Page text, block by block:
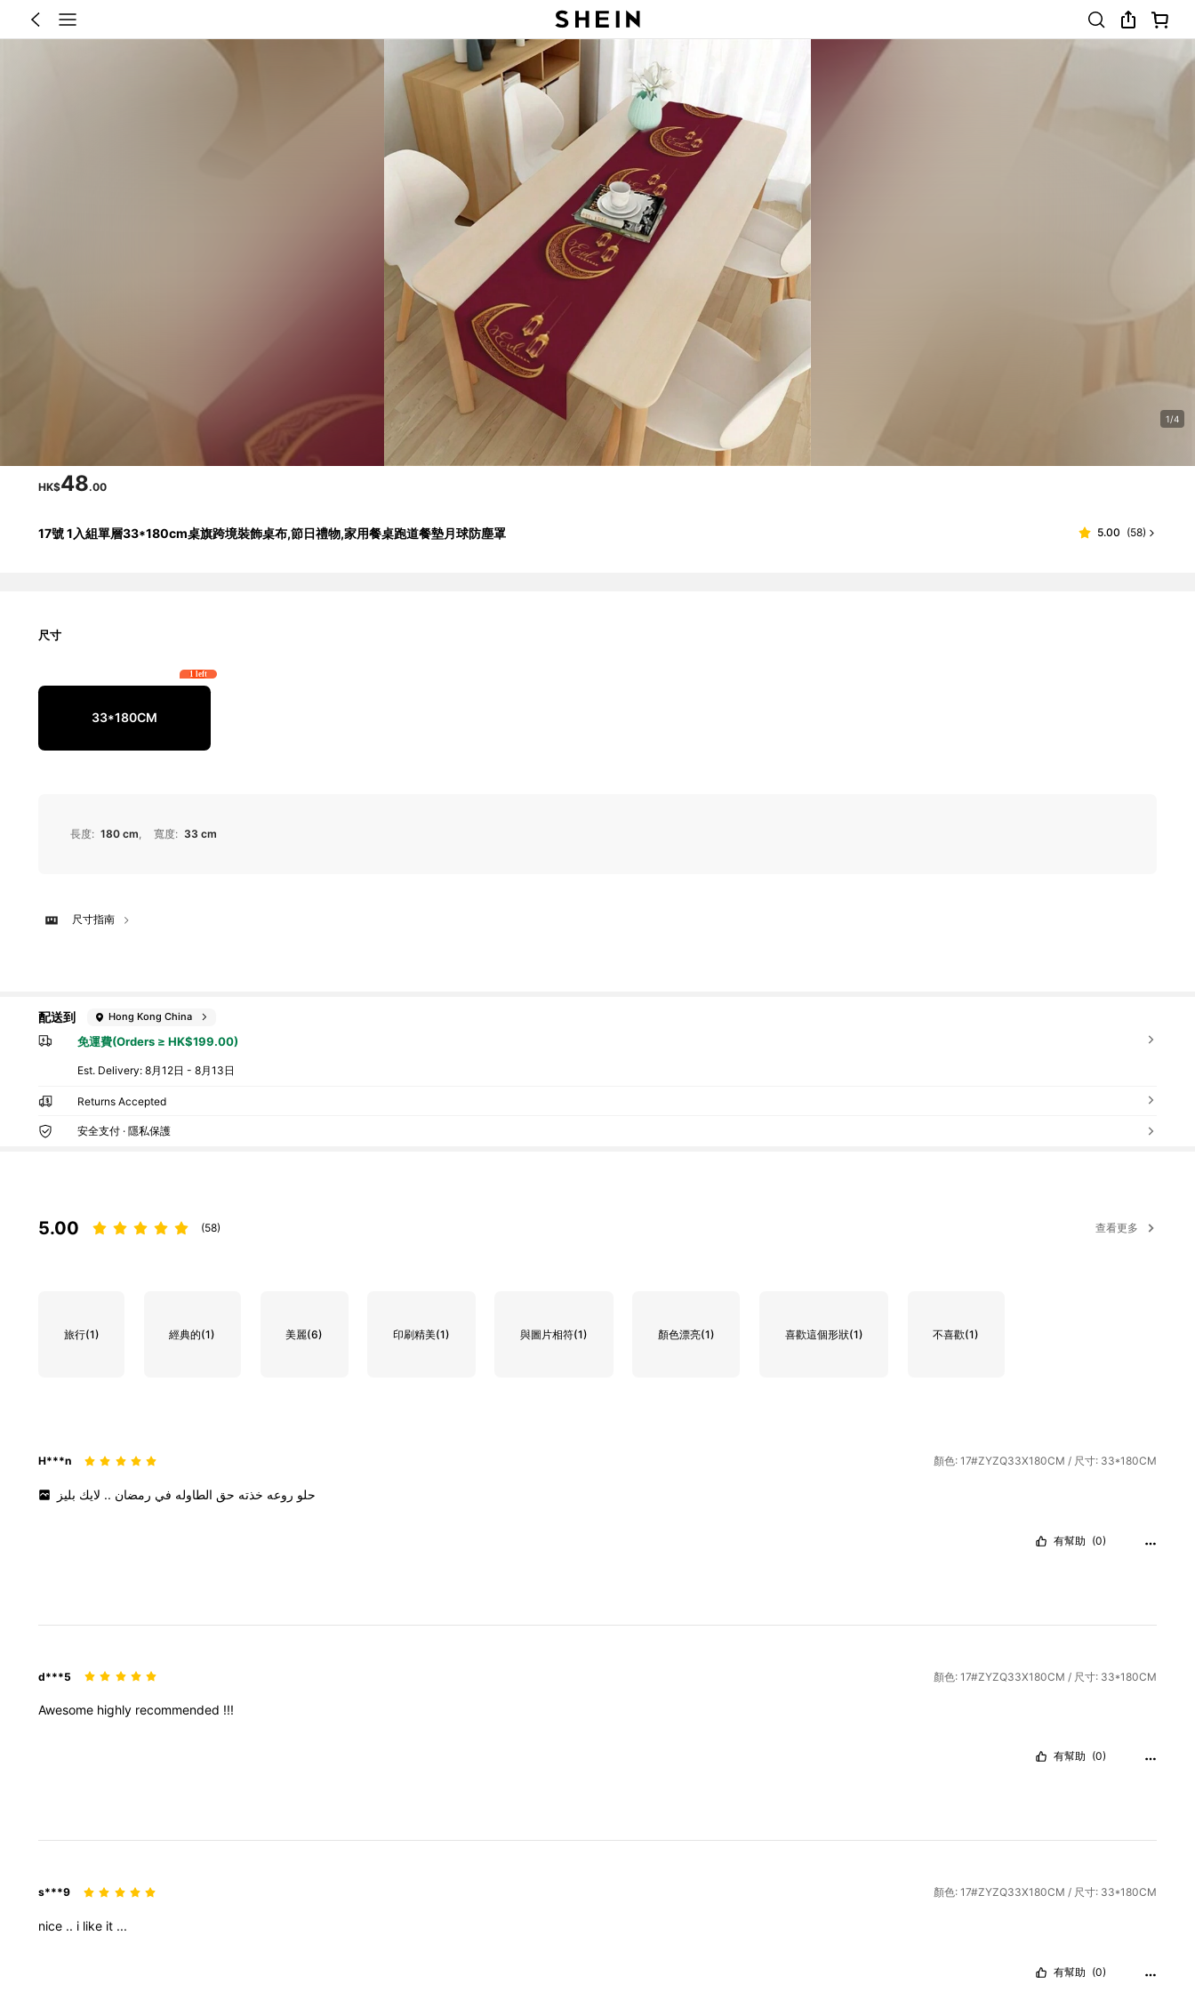
1/4
HK$48.00
17號 1入組單層33*180cm桌旗跨境裝飾桌布,節日禮物,家用餐桌跑道餐墊月球防塵罩 5.00 (58)
尺寸
33*180CM
1 left
長度: 180 cm 寬度: 33 cm
尺寸指南
配送到 Hong Kong China
免運費(Orders ≥ HK$199.00)
​Est. Delivery:8月12日 - 8月13日
Returns Accepted
安全支付 · 隱私保護
5.00 (58) 查看更多
旅行(1) 經典的(1) 美麗(6) 印刷精美(1) 與圖片相符(1) 顏色漂亮(1) 喜歡這個形狀(1) 不喜歡(1)
H***n 顏色: 17#ZYZQ33X180CM / 尺寸: 33*180CM
حلو روعه خذته حق الطاوله في رمضان .. لايك بليز
有幫助 (0)
d***5 顏色: 17#ZYZQ33X180CM / 尺寸: 33*180CM
Awesome highly recommended !!!
有幫助 (0)
s***9 顏色: 17#ZYZQ33X180CM / 尺寸: 33*180CM
nice .. i like it ...
有幫助 (0)